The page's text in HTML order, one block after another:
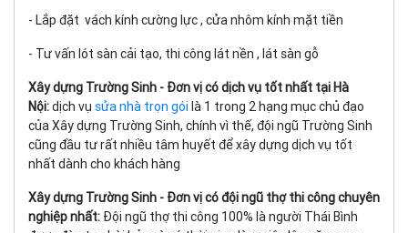
- Lắp đặt vách kính cường lực , cửa nhôm kính mặt tiền
- Tư vấn lót sàn cải tạo, thi công lát nền , lát sàn gỗ
Xây dựng Trường Sinh - Đơn vị có dịch vụ tốt nhất tại Hà
Nội:dịch vụ sửa nhà trọn gói là 1 trong 2 hạng mục chủ đạo
của Xây dựng Trường Sinh, chính vì thế, đội ngũ Trường Sinh
cũng đầu tư rất nhiều tâm huyết để xây dựng dịch vụ tốt
nhất dành cho khách hàng
Xây dựng Trường Sinh - Đơn vị có đội ngũ thợ thi công chuyên
nghiệp nhất: Đội ngũ thợ thi công 100% là người Thái Bình